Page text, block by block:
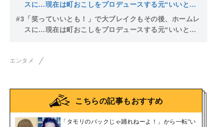
スに…現在は町おこしをプロデュースする元“いいとも
青年隊”岸田健作の波乱万丈人生
#3 「笑っていいとも！」で大ブレイクもその後、ホームレ
スに…現在は町おこしをプロデュースする元“いいとも
エンタメ
こちらの記事もおすすめ
「タモリのバックじゃ踊れねーよ！」から一転“い